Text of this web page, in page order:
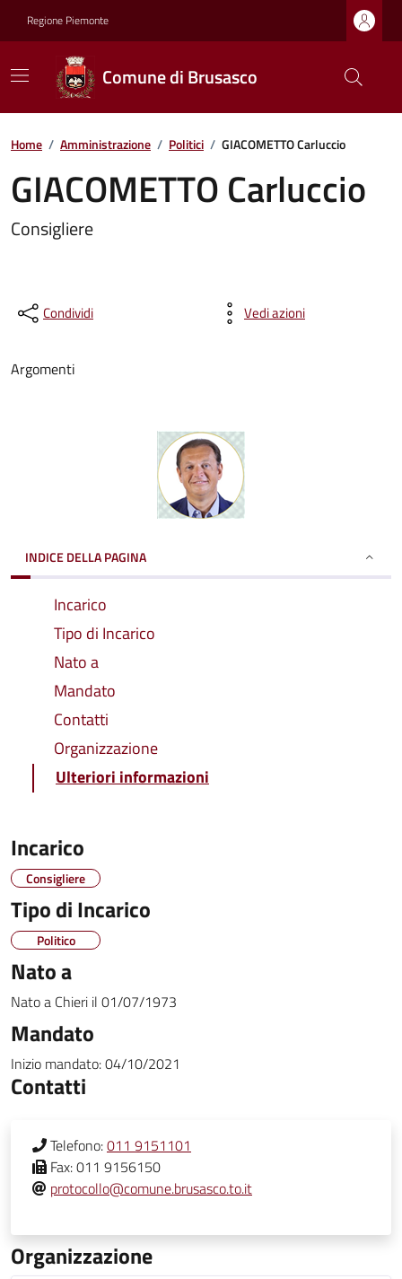
Regione Piemonte
Comune di Brusasco
Home / Amministrazione / Politici / GIACOMETTO Carluccio
GIACOMETTO Carluccio
Consigliere
Condividi Vedi azioni
Argomenti
INDICE DELLA PAGINA
Incarico
Tipo di Incarico
Nato a
Mandato
Contatti
Organizzazione
Ulteriori informazioni
Incarico
Consigliere
Tipo di Incarico
Politico
Nato a
Nato a Chieri il 01/07/1973
Mandato
Inizio mandato:04/10/2021
Contatti
Telefono:011 9151101
Fax:011 9156150
protocollo@comune.brusasco.to.it
Organizzazione